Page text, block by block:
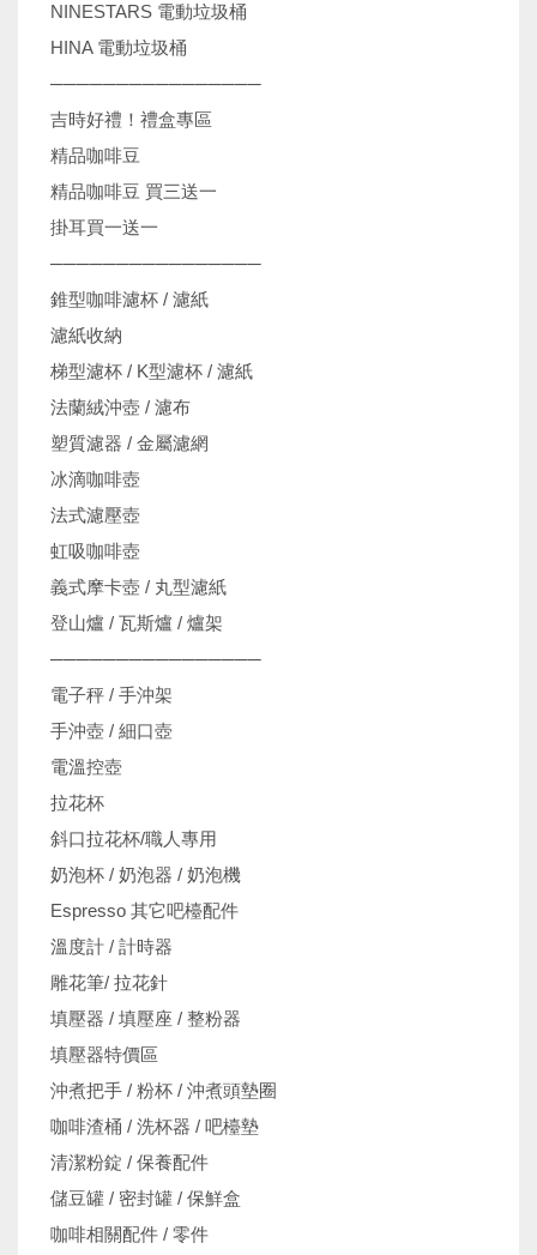
NINESTARS 電動垃圾桶
HINA 電動垃圾桶
────────────────
吉時好禮！禮盒專區
精品咖啡豆
精品咖啡豆 買三送一
掛耳買一送一
────────────────
錐型咖啡濾杯 / 濾紙
濾紙收納
梯型濾杯 / K型濾杯 / 濾紙
法蘭絨沖壺 / 濾布
塑質濾器 / 金屬濾網
冰滴咖啡壺
法式濾壓壺
虹吸咖啡壺
義式摩卡壺 / 丸型濾紙
登山爐 / 瓦斯爐 / 爐架
────────────────
電子秤 / 手沖架
手沖壺 / 細口壺
電溫控壺
拉花杯
斜口拉花杯/職人專用
奶泡杯 / 奶泡器 / 奶泡機
Espresso 其它吧檯配件
溫度計 / 計時器
雕花筆/ 拉花針
填壓器 / 填壓座 / 整粉器
填壓器特價區
沖煮把手 / 粉杯 / 沖煮頭墊圈
咖啡渣桶 / 洗杯器 / 吧檯墊
清潔粉錠 / 保養配件
儲豆罐 / 密封罐 / 保鮮盒
咖啡相關配件 / 零件